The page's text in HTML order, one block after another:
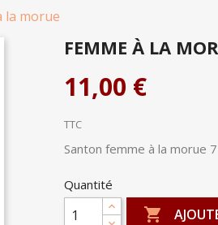
la morue
FEMME À LA
11,00 €
TTC
Santon femme à la morue
Quantité
